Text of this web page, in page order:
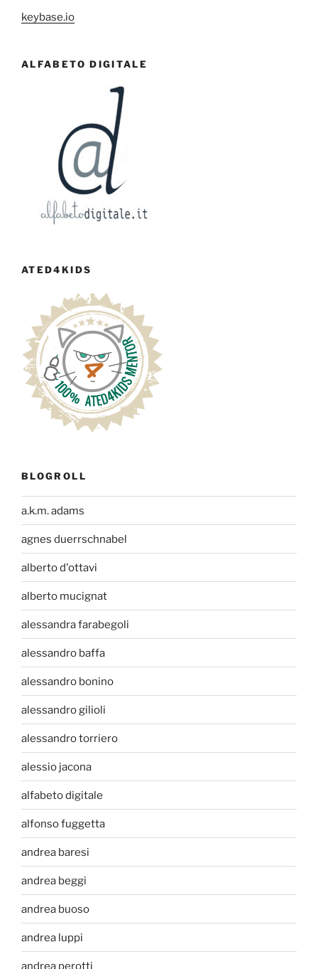
keybase.io
ALFABETO DIGITALE
ATED4KIDS
BLOGROLL
a.k.m. adams
agnes duerrschnabel
alberto d'ottavi
alberto mucignat
alessandra farabegoli
alessandro baffa
alessandro bonino
alessandro gilioli
alessandro torriero
alessio jacona
alfabeto digitale
alfonso fuggetta
andrea baresi
andrea beggi
andrea buoso
andrea luppi
andrea perotti